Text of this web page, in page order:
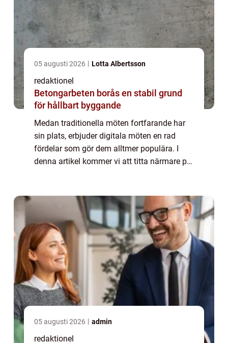
05 augusti 2026 Lotta Albertsson
redaktionel
Betongarbeten borås en stabil grund
för hållbart byggande
Medan traditionella möten fortfarande har
sin plats, erbjuder digitala möten en rad
fördelar som gör dem alltmer populära. I
denna artikel kommer vi att titta närmare på
05 augusti 2026 admin
redaktionel